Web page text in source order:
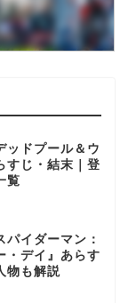
ッドプール＆ウ
すじ・結末｜登
覧
パイダーマン：
・デイ』あらす
物も解説